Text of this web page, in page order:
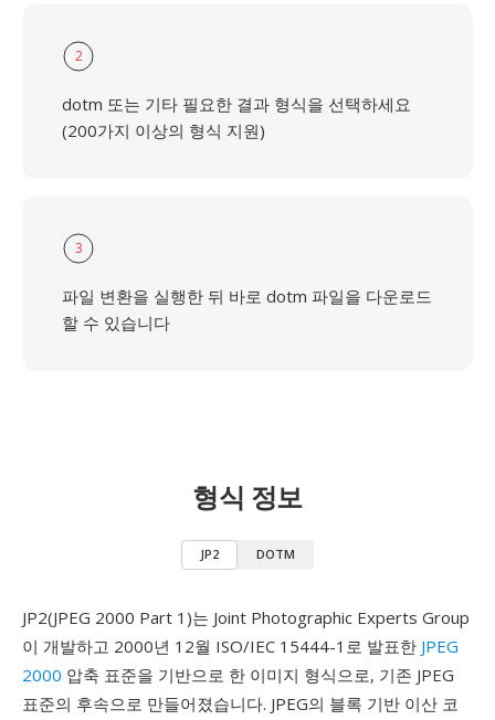
2
dotm 또는 기타 필요한 결과 형식을 선택하세요
(200가지 이상의 형식 지원)
3
파일 변환을 실행한 뒤 바로 dotm 파일을 다운로드
할 수 있습니다
형식 정보
JP2 DOTM
JP2(JPEG 2000 Part 1)는 Joint Photographic Experts Group
이 개발하고 2000년 12월 ISO/IEC 15444-1로 발표한 JPEG
2000 압축 표준을 기반으로 한 이미지 형식으로, 기존 JPEG
표준의 후속으로 만들어졌습니다. JPEG의 블록 기반 이산 코